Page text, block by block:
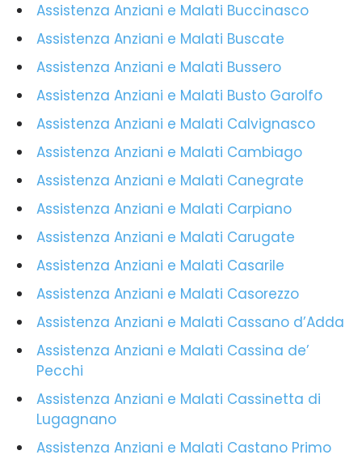
Assistenza Anziani e Malati Buccinasco
Assistenza Anziani e Malati Buscate
Assistenza Anziani e Malati Bussero
Assistenza Anziani e Malati Busto Garolfo
Assistenza Anziani e Malati Calvignasco
Assistenza Anziani e Malati Cambiago
Assistenza Anziani e Malati Canegrate
Assistenza Anziani e Malati Carpiano
Assistenza Anziani e Malati Carugate
Assistenza Anziani e Malati Casarile
Assistenza Anziani e Malati Casorezzo
Assistenza Anziani e Malati Cassano d’Adda
Assistenza Anziani e Malati Cassina de’
Pecchi
Assistenza Anziani e Malati Cassinetta di
Lugagnano
Assistenza Anziani e Malati Castano Primo